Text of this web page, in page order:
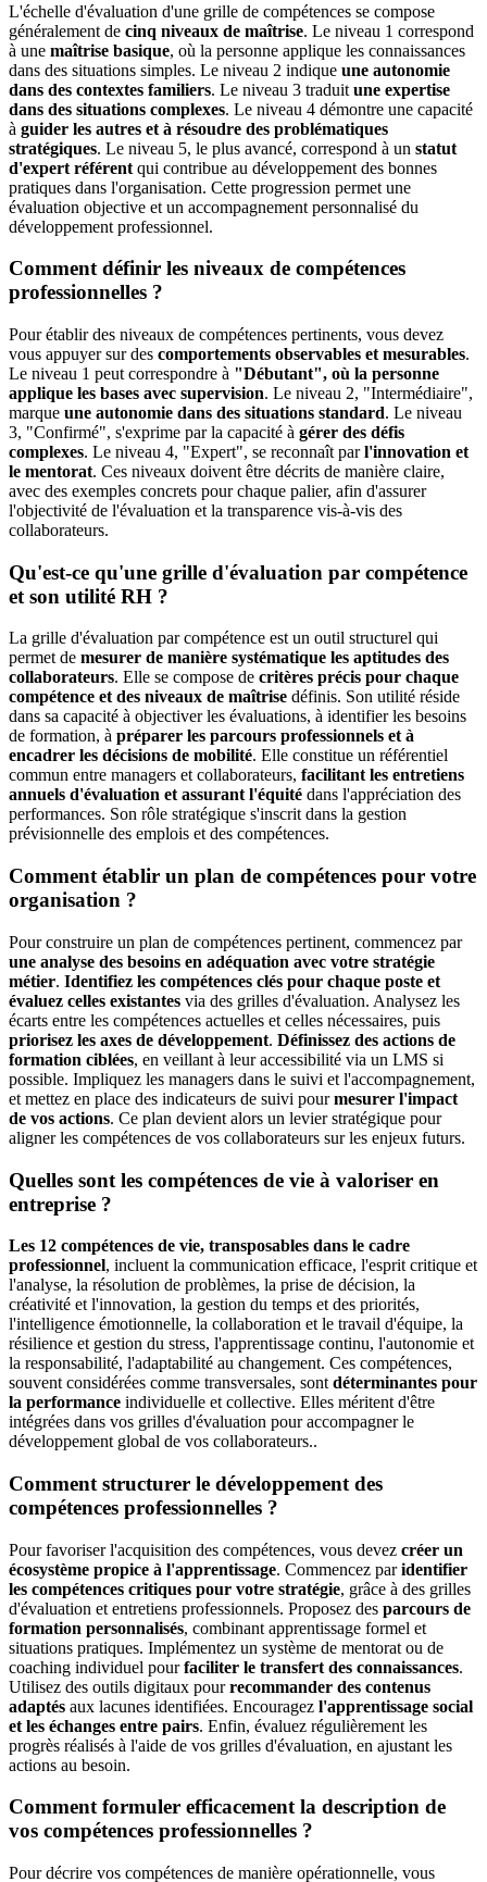
L'échelle d'évaluation d'une grille de compétences se compose
généralement de cinq niveaux de maîtrise. Le niveau 1 correspond
à une maîtrise basique, où la personne applique les connaissances
dans des situations simples. Le niveau 2 indique une autonomie
dans des contextes familiers. Le niveau 3 traduit une expertise
dans des situations complexes. Le niveau 4 démontre une capacité
à guider les autres et à résoudre des problématiques
stratégiques. Le niveau 5, le plus avancé, correspond à un statut
d'expert référent qui contribue au développement des bonnes
pratiques dans l'organisation. Cette progression permet une
évaluation objective et un accompagnement personnalisé du
développement professionnel.
Comment définir les niveaux de compétences
professionnelles ?
Pour établir des niveaux de compétences pertinents, vous devez
vous appuyer sur des comportements observables et mesurables.
Le niveau 1 peut correspondre à "Débutant", où la personne
applique les bases avec supervision. Le niveau 2, "Intermédiaire",
marque une autonomie dans des situations standard. Le niveau
3, "Confirmé", s'exprime par la capacité à gérer des défis
complexes. Le niveau 4, "Expert", se reconnaît parl'innovation et
le mentorat. Ces niveaux doivent être décrits de manière claire,
avec des exemples concrets pour chaque palier, afin d'assurer
l'objectivité de l'évaluation et la transparence vis-à-vis des
collaborateurs.
Qu'est-ce qu'une grille d'évaluation par compétence
et son utilité RH ?
La grille d'évaluation par compétence est un outil structurel qui
permet de mesurer de manière systématique les aptitudes des
collaborateurs. Elle se compose de critères précis pour chaque
compétence et des niveaux de maîtrise définis. Son utilité réside
dans sa capacité à objectiver les évaluations, à identifier les besoins
de formation, à préparer les parcours professionnels et à
encadrer les décisions de mobilité. Elle constitue un référentiel
commun entre managers et collaborateurs, facilitant les entretiens
annuels d'évaluation et assurant l'équité dans l'appréciation des
performances. Son rôle stratégique s'inscrit dans la gestion
prévisionnelle des emplois et des compétences.
Comment établir un plan de compétences pour votre
organisation ?
Pour construire un plan de compétences pertinent, commencez par
une analyse des besoins en adéquation avec votre stratégie
métier. Identifiez les compétences clés pour chaque poste et
évaluez celles existantes via des grilles d'évaluation. Analysez les
écarts entre les compétences actuelles et celles nécessaires, puis
priorisez les axes de développement. Définissez des actions de
formation ciblées, en veillant à leur accessibilité via un LMS si
possible. Impliquez les managers dans le suivi et l'accompagnement,
et mettez en place des indicateurs de suivi pourmesurer l'impact
de vos actions. Ce plan devient alors un levier stratégique pour
aligner les compétences de vos collaborateurs sur les enjeux futurs.
Quelles sont les compétences de vie à valoriser en
entreprise ?
Les 12 compétences de vie, transposables dans le cadre
professionnel, incluent la communication efficace, l'esprit critique et
l'analyse, la résolution de problèmes, la prise de décision, la
créativité et l'innovation, la gestion du temps et des priorités,
l'intelligence émotionnelle, la collaboration et le travail d'équipe, la
résilience et gestion du stress, l'apprentissage continu, l'autonomie et
la responsabilité, l'adaptabilité au changement. Ces compétences,
souvent considérées comme transversales, sont déterminantes pour
la performance individuelle et collective. Elles méritent d'être
intégrées dans vos grilles d'évaluation pour accompagner le
développement global de vos collaborateurs..
Comment structurer le développement des
compétences professionnelles ?
Pour favoriser l'acquisition des compétences, vous devez créer un
écosystème propice à l'apprentissage. Commencez paridentifier
les compétences critiques pour votre stratégie, grâce à des grilles
d'évaluation et entretiens professionnels. Proposez des parcours de
formation personnalisés, combinant apprentissage formel et
situations pratiques. Implémentez un système de mentorat ou de
coaching individuel pourfaciliter le transfert des connaissances.
Utilisez des outils digitaux pourrecommander des contenus
adaptés aux lacunes identifiées. Encouragez l'apprentissage social
et les échanges entre pairs. Enfin, évaluez régulièrement les
progrès réalisés à l'aide de vos grilles d'évaluation, en ajustant les
actions au besoin.
Comment formuler efficacement la description de
vos compétences professionnelles ?
Pour décrire vos compétences de manière opérationnelle, vous